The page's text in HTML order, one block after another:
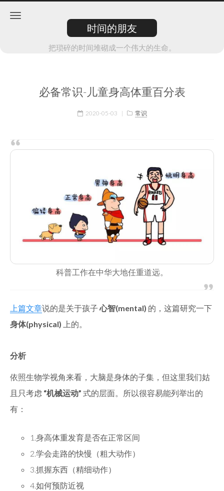
时间的朋友
把琐碎的时间堆砌成一个伟大的生命。
必备常识-儿童身高体重百分表
2020-05-03 | 常识
科普工作在中华大地任重道远。
上篇文章说的是关于孩子心智(mental) 的，这篇研究一下
身体(physical) 上的。
分析
依照生物学视角来看，大脑是身体的子集，但这里我们姑
且只考虑 “机械运动” 式的层面。所以很容易能列举出的
有：
1.身高体重发育是否在正常区间
2.学会走路的快慢（粗大动作）
3.抓握东西（精细动作）
4.如何预防近视